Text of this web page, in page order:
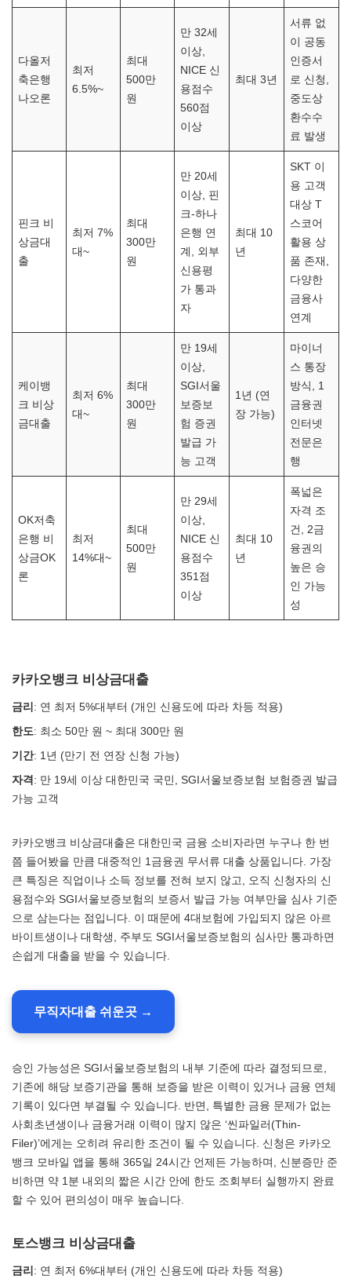
다올저
축은행
나오론
최저
6.5%~
최대
500만
원
만 32세
이상,
NICE 신
용점수
560점
이상
최대 3년
서류 없
이 공동
인증서
로 신청,
중도상
환수수
료 발생
핀크 비
상금대
출
최저 7%
대~
최대
300만
원
만 20세
이상, 핀
크-하나
은행 연
계, 외부
신용평
가 통과
자
최대 10
년
SKT 이
용 고객
대상 T
스코어
활용 상
품 존재,
다양한
금융사
연계
케이뱅
크 비상
금대출
최저 6%
대~
최대
300만
원
만 19세
이상,
SGI서울
보증보
험 증권
발급 가
능 고객
1년 (연
장 가능)
마이너
스 통장
방식, 1
금융권
인터넷
전문은
행
OK저축
은행 비
상금OK
론
최저
14%대~
최대
500만
원
만 29세
이상,
NICE 신
용점수
351점
이상
최대 10
년
폭넓은
자격 조
건, 2금
융권의
높은 승
인 가능
성
카카오뱅크 비상금대출
금리 : 연 최저 5%대부터 (개인 신용도에 따라 차등 적용)
한도: 최소 50만 원 ~ 최대 300만 원
기간: 1년 (만기 전 연장 신청 가능)
자격 : 만 19세 이상 대한민국 국민, SGI서울보증보험 보험증권 발급
가능 고객
카카오뱅크 비상금대출은 대한민국 금융 소비자라면 누구나 한 번
쯤 들어봤을 만큼 대중적인 1금융권 무서류 대출 상품입니다. 가장
큰 특징은 직업이나 소득 정보를 전혀 보지 않고, 오직 신청자의 신
용점수와 SGI서울보증보험의 보증서 발급 가능 여부만을 심사 기준
으로 삼는다는 점입니다. 이 때문에 4대보험에 가입되지 않은 아르
바이트생이나 대학생, 주부도 SGI서울보증보험의 심사만 통과하면
손쉽게 대출을 받을 수 있습니다.
무직자대출 쉬운곳 →
승인 가능성은 SGI서울보증보험의 내부 기준에 따라 결정되므로,
기존에 해당 보증기관을 통해 보증을 받은 이력이 있거나 금융 연체
기록이 있다면 부결될 수 있습니다. 반면, 특별한 금융 문제가 없는
사회초년생이나 금융거래 이력이 많지 않은 ‘씬파일러(Thin-
Filer)’에게는 오히려 유리한 조건이 될 수 있습니다. 신청은 카카오
뱅크 모바일 앱을 통해 365일 24시간 언제든 가능하며, 신분증만 준
비하면 약 1분 내외의 짧은 시간 안에 한도 조회부터 실행까지 완료
할 수 있어 편의성이 매우 높습니다.
토스뱅크 비상금대출
금리 : 연 최저 6%대부터 (개인 신용도에 따라 차등 적용)